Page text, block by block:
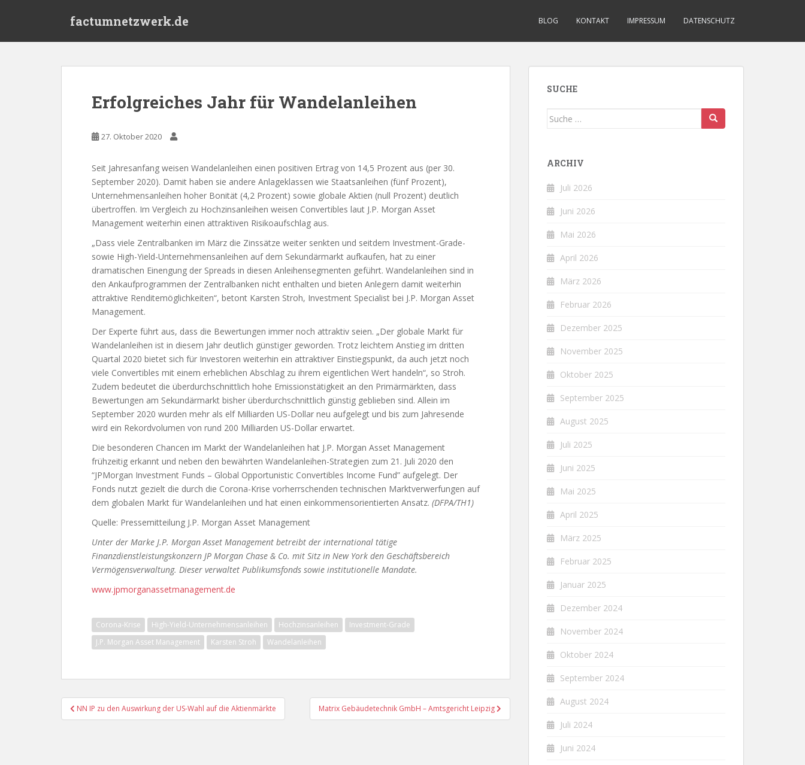
factumnetzwerk.de BLOG KONTAKT IMPRESSUM DATENSCHUTZ
Erfolgreiches Jahr für Wandelanleihen
27. Oktober 2020
Seit Jahresanfang weisen Wandelanleihen einen positiven Ertrag von 14,5 Prozent aus (per 30.
September 2020). Damit haben sie andere Anlageklassen wie Staatsanleihen (fünf Prozent),
Unternehmensanleihen hoher Bonität (4,2 Prozent) sowie globale Aktien (null Prozent) deutlich
übertroffen. Im Vergleich zu Hochzinsanleihen weisen Convertibles laut J.P. Morgan Asset
Management weiterhin einen attraktiven Risikoaufschlag aus.
„Dass viele Zentralbanken im März die Zinssätze weiter senkten und seitdem Investment-Grade-
sowie High-Yield-Unternehmensanleihen auf dem Sekundärmarkt aufkaufen, hat zu einer
dramatischen Einengung der Spreads in diesen Anleihensegmenten geführt. Wandelanleihen sind in
den Ankaufprogrammen der Zentralbanken nicht enthalten und bieten Anlegern damit weiterhin
attraktive Renditemöglichkeiten“, betont Karsten Stroh, Investment Specialist bei J.P. Morgan Asset
Management.
Der Experte führt aus, dass die Bewertungen immer noch attraktiv seien. „Der globale Markt für
Wandelanleihen ist in diesem Jahr deutlich günstiger geworden. Trotz leichtem Anstieg im dritten
Quartal 2020 bietet sich für Investoren weiterhin ein attraktiver Einstiegspunkt, da auch jetzt noch
viele Convertibles mit einem erheblichen Abschlag zu ihrem eigentlichen Wert handeln“, so Stroh.
Zudem bedeutet die überdurchschnittlich hohe Emissionstätigkeit an den Primärmärkten, dass
Bewertungen am Sekundärmarkt bisher überdurchschnittlich günstig geblieben sind. Allein im
September 2020 wurden mehr als elf Milliarden US-Dollar neu aufgelegt und bis zum Jahresende
wird ein Rekordvolumen von rund 200 Milliarden US-Dollar erwartet.
Die besonderen Chancen im Markt der Wandelanleihen hat J.P. Morgan Asset Management
frühzeitig erkannt und neben den bewährten Wandelanleihen-Strategien zum 21. Juli 2020 den
“JPMorgan Investment Funds – Global Opportunistic Convertibles Income Fund” aufgelegt. Der
Fonds nutzt gezielt die durch die Corona-Krise vorherrschenden technischen Marktverwerfungen auf
dem globalen Markt für Wandelanleihen und hat einen einkommensorientierten Ansatz. (DFPA/TH1)
Quelle: Pressemitteilung J.P. Morgan Asset Management
Unter der Marke J.P. Morgan Asset Management betreibt der international tätige
Finanzdienstleistungskonzern JP Morgan Chase & Co. mit Sitz in New York den Geschäftsbereich
Vermögensverwaltung. Dieser verwaltet Publikumsfonds sowie institutionelle Mandate.
www.jpmorganassetmanagement.de
Corona-Krise High-Yield-Unternehmensanleihen Hochzinsanleihen
Investment-Grade
J.P. Morgan Asset Management
Karsten Stroh Wandelanleihen
Beitragsnavigation
NN IP zu den Auswirkung der US-Wahl auf die Aktienmärkte Matrix Gebäudetechnik GmbH – Amtsgericht Leipzig
SUCHE
Suche
ARCHIV
Juli 2026
Juni 2026
Mai 2026
April 2026
März 2026
Februar 2026
Dezember 2025
November 2025
Oktober 2025
September 2025
August 2025
Juli 2025
Juni 2025
Mai 2025
April 2025
März 2025
Februar 2025
Januar 2025
Dezember 2024
November 2024
Oktober 2024
September 2024
August 2024
Juli 2024
Juni 2024